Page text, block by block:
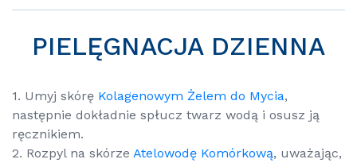
PIELĘGNACJA DZIENNA
1. Umyj skórę Kolagenowym Żelem do Mycia,
następnie dokładnie spłucz twarz wodą i osusz ją
ręcznikiem.
2. Rozpyl na skórze Atelowodę Komórkową, uważając,